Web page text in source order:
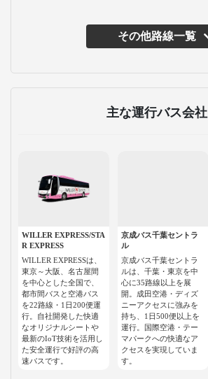
その他路線一覧
主な運行バス会社
WILLER EXPRESS/STA
R EXPRESS
WILLER EXPRESSは、
東京～大阪、名古屋間
を中心とした全国で、
都市間バスと空港バス
を22路線・1日200便運
行。自社開発した快適
なオリジナルシートや
最新のIoT技術を活用し
た安全運行で好評の高
速バスです。
京成バス千葉セントラ
ル
京成バス千葉セントラ
ルは、千葉・東京を中
心に35路線以上を展
開。成田空港・ディズ
ニーアクセスに強みを
持ち、1日500便以上を
運行。国際空港・テー
マパークへの快適なア
クセスを実現していま
す。